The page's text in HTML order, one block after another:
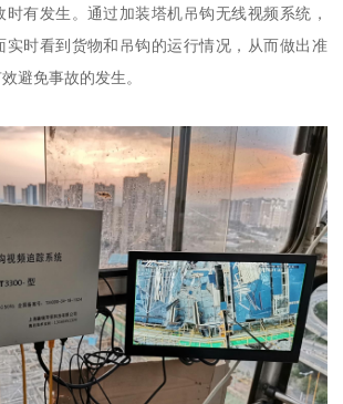
有发生。通过加装塔机吊钩无线视频系统，
实时看到货物和吊钩的运行情况，从而做出准
避免事故的发生。